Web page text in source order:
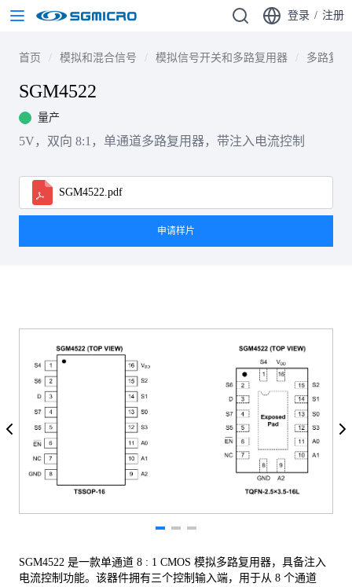
登录 / 注册
首页 模拟和混合信号 模拟信号开关和多路复用器 多路复
SGM4522
量产
5V，双向 8:1，单通道多路复用器，带注入电流控制
SGM4522.pdf
申请样片
SGM4522 是一款单通道 8 : 1 CMOS 模拟多路复用器，具备注入
电流控制功能。该器件拥有三个控制输入端，用于从 8 个通道